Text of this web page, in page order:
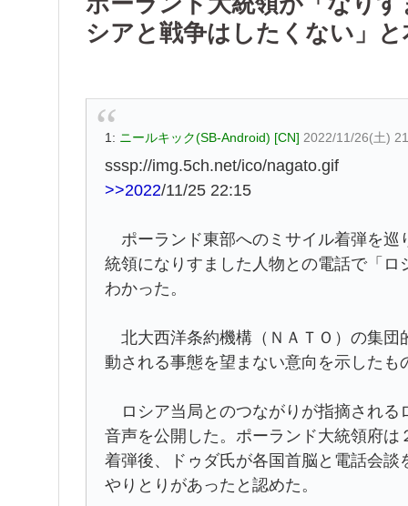
シアと戦争はしたくない」と
1: ニールキック(SB-Android) [CN] 2022/11/26(土)
sssp://img.5ch.net/ico/nagato.gif
>>2022/11/25 22:15
ポーランド東部へのミサイル着弾を巡
統領になりすました人物との電話で「
わかった。
北大西洋条約機構（ＮＡＴＯ）の集団
動される事態を望まない意向を示したも
ロシア当局とのつながりが指摘される
音声を公開した。ポーランド大統領府
着弾後、ドゥダ氏が各国首脳と電話会
やりとりがあったと認めた。